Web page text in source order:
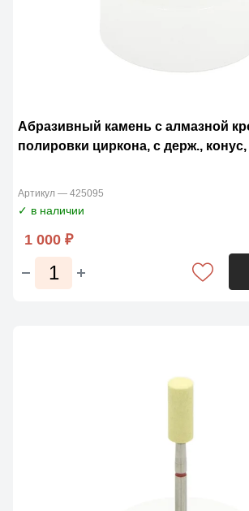
Абразивный камень с алмазной
полировки циркона, с держ.,
Артикул — 425095
✓ в наличии
1 000 ₽